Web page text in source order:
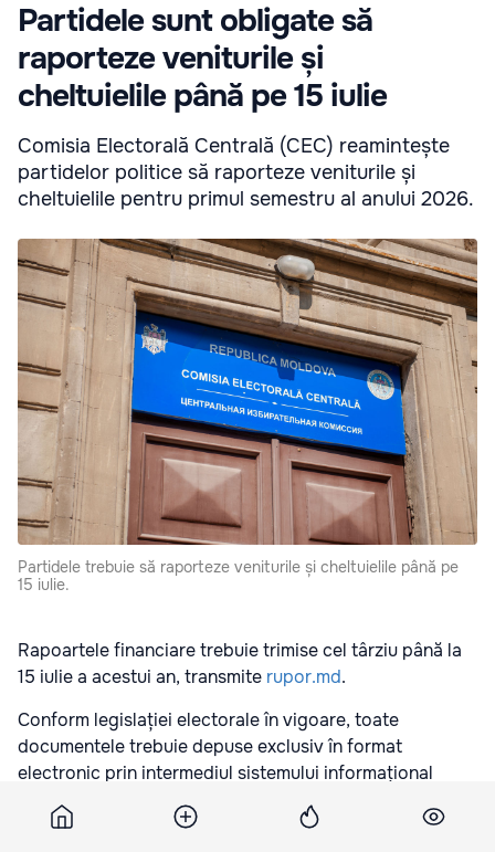
Partidele sunt obligate să
raporteze veniturile și
cheltuielile până pe 15 iulie
Comisia Electorală Centrală (CEC) reamintește
partidelor politice să raporteze veniturile și
cheltuielile pentru primul semestru al anului 2026.
Partidele trebuie să raporteze veniturile și cheltuielile până pe
15 iulie.
Rapoartele financiare trebuie trimise cel târziu până la
15 iulie a acestui an, transmite rupor.md.
Conform legislației electorale în vigoare, toate
documentele trebuie depuse exclusiv în format
electronic prin intermediul sistemului informațional
specializat „Control Financiar”. Documentul trebuie să
fie obligatoriu semnat de două persoane: conducătorul